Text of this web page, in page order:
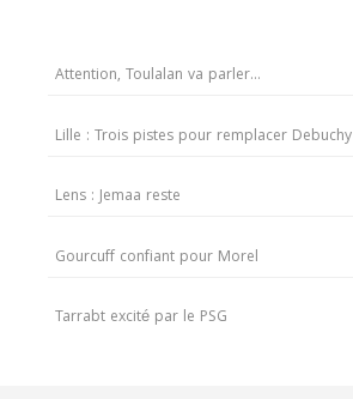
Attention, Toulalan va parler…
Lille : Trois pistes pour remplacer Debuchy
Lens : Jemaa reste
Gourcuff confiant pour Morel
Tarrabt excité par le PSG